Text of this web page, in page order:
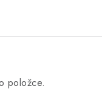
položce.